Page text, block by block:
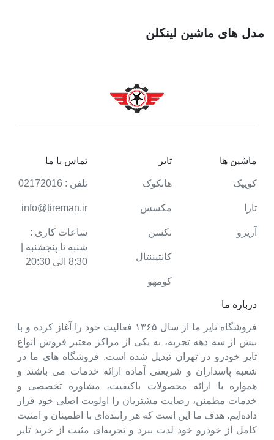
مدل های ماشین لینکلن
درباره ما
فروشگاه تایر ما از سال ۱۳۶۵ فعالیت خود را آغاز کرده و با
بیش از سه دهه تجربه، به یکی از مراکز معتبر فروش انواع
تایر خودرو در تهران تبدیل شده است. فروشگاه های ما در
شعبه پاسداران و شریعتی آماده ارائه خدمات می باشند و
همواره با ارائه محصولات باکیفیت، مشاوره تخصصی و
خدمات مطمئن، رضایت مشتریان را اولویت اصلی خود قرار
داده‌ایم. هدف ما این است که هر راننده‌ای با اطمینان و امنیت
کامل از خودرو خود لذت ببرد و تجربه‌ای مثبت از خرید تایر
ماشین ها
کوییک
تارا
آریزو
تایر
هانکوک
مکسس
نکسن
کانتیننتال
کومهو
تماس با ما
تلفن : 02172016
info@tireman.ir
ساعات کاری :
شنبه تا پنجشنبه |
8:30 الی 20:30